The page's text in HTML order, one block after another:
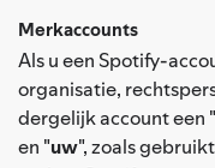
Merkaccounts
Als u een Spotify-
organisatie,
dergelijk account een "
en "uw", zoals